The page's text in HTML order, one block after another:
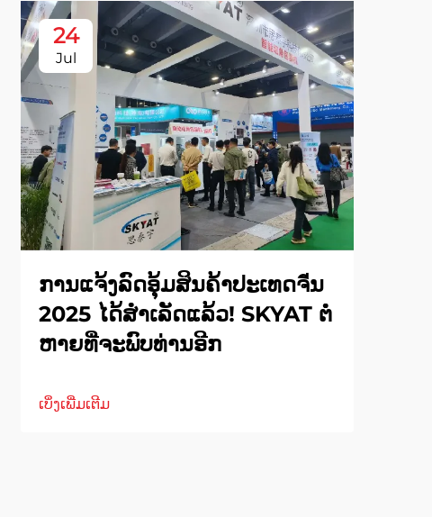
24
Jul
ການແຈ້ງລົດອຸ້ມສິນຄ້າປະເທດຈีນ
2025 ໄດ້ສຳເລັດແລ້ວ! SKYAT ຕໍ່
ຫາຍທີ່ຈະພົບທ່ານອີກ
ເບິ່ງເພີ່ມເຕີມ